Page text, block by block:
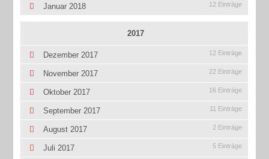
Januar 2018 12 Einträge
2017
Dezember 2017 12 Einträge
November 2017 22 Einträge
Oktober 2017 16 Einträge
September 2017 11 Einträge
August 2017 2 Einträge
Juli 2017 5 Einträge